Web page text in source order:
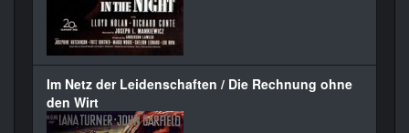
Im Netz der Leidenschaften / Die Rechnung ohne
den Wirt